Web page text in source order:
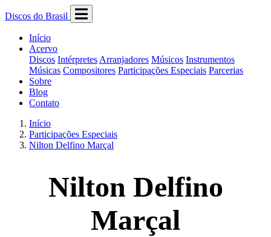
Discos do Brasil
Início
Acervo
Discos Intérpretes Arranjadores Músicos Instrumentos
Músicas Compositores Participações Especiais Parcerias
Sobre
Blog
Contato
Início
Participações Especiais
Nilton Delfino Marçal
Nilton Delfino
Marçal